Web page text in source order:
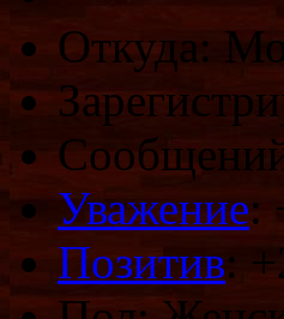
Откуда:
Уважение:
Позитив: